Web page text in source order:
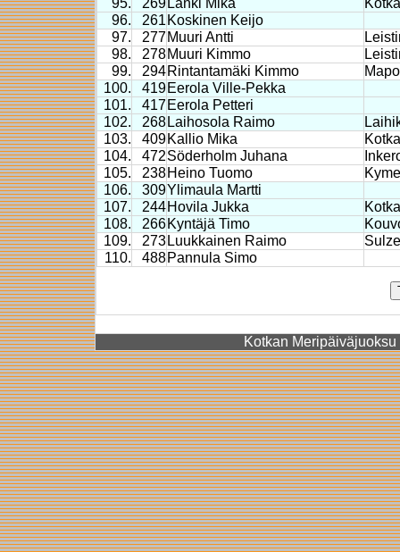
95.
269 Lanki Mika
96.
261 Koskinen Keijo
97.
277Muuri Antti
98.
278Muuri Kimmo
99.
294Rintantamäki Kimmo
Mapo
100.
419Eerola Ville-Pekka
101.
417Eerola Petteri
102.
268 Laihosola Raimo
103.
409Kallio Mika
104.
472Söderholm Juhana
105.
238Heino Tuomo
106.
309Ylimaula Martti
107.
244Hovila Jukka
108.
266Kyntäjä Timo
109.
273 Luukkainen Raimo
110.
488Pannula Simo
Kotkan